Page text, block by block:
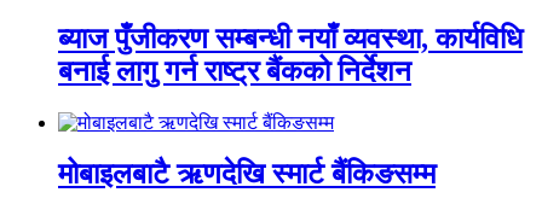
ब्याज पुँजीकरण सम्बन्धी नयाँ व्यवस्था, कार्यविधि
बनाई लागु गर्न राष्ट्र बैंकको निर्देशन
मोबाइलबाटै ऋणदेखि स्मार्ट बैंकिङसम्म